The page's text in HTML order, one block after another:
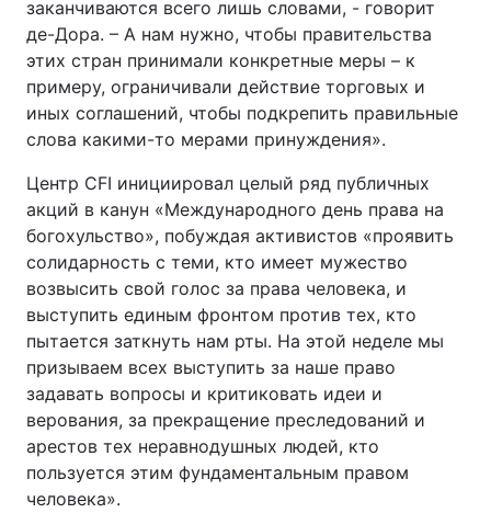
заканчиваются всего лишь словами, - говорит
де-Дора. – А нам нужно, чтобы правительства
этих стран принимали конкретные меры – к
примеру, ограничивали действие торговых и
иных соглашений, чтобы подкрепить правильные
слова какими-то мерами принуждения».
Центр CFI инициировал целый ряд публичных
акций в канун «Международного день права на
богохульство», побуждая активистов «проявить
солидарность с теми, кто имеет мужество
возвысить свой голос за права человека, и
выступить единым фронтом против тех, кто
пытается заткнуть нам рты. На этой неделе мы
призываем всех выступить за наше право
задавать вопросы и критиковать идеи и
верования, за прекращение преследований и
арестов тех неравнодушных людей, кто
пользуется этим фундаментальным правом
человека».